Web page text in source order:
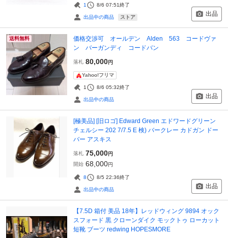
1 8/6 07:51終了
出品中の商品 ストア 出品
送料無料
価格交渉可 オールデン Alden 563 コードヴァ
ン バーガンディ コードバン
落札 80,000円
Yahoo!フリマ
1 8/6 05:32終了
出品中の商品 出品
[極美品] [旧ロゴ] Edward Green エドワードグリーン
チェルシー 202 7/7.5 E 検) バークレー カドガン ドー
バー アスキス
落札 75,000円
開始 68,000円
8 8/5 22:36終了
出品中の商品 出品
【7.5D 箱付 美品 18年】レッドウィング 9894 オック
スフォード 黒 クローンダイク モックトゥ ローカット
短靴 ブーツ redwing HOPESMORE